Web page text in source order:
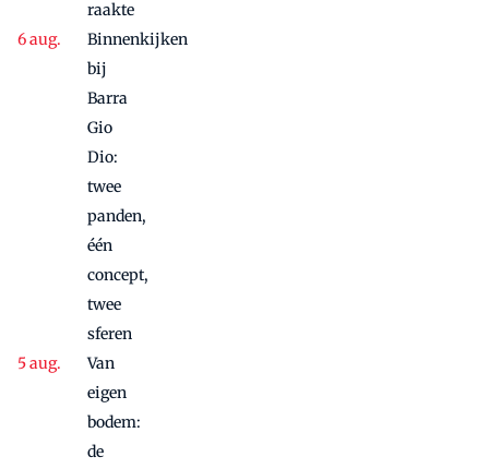
raakte
Binnenkijken
bij
Barra
Gio
Dio:
twee
panden,
één
concept,
twee
sferen
Van
eigen
bodem:
de